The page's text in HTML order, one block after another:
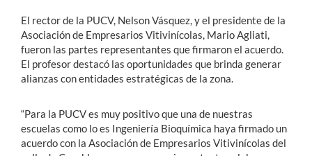
El rector de la PUCV, Nelson Vásquez, y el presidente de la
Asociación de Empresarios Vitivinícolas, Mario Agliati,
fueron las partes representantes que firmaron el acuerdo.
El profesor destacó las oportunidades que brinda generar
alianzas con entidades estratégicas de la zona.
“Para la PUCV es muy positivo que una de nuestras
escuelas como lo es Ingeniería Bioquímica haya firmado un
acuerdo con la Asociación de Empresarios Vitivinícolas del